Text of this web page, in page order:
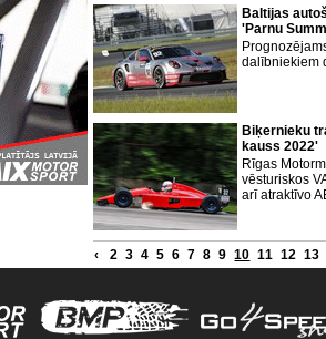
Baltijas
'Parnu
dalībniekiem
Biķernieku
kauss 2022'
Rīgas
vēsturiskos
arī atraktīvo
‹ 2 3 4 5 6 7 8 9 10 11 12 13